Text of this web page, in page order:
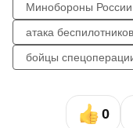
Минобороны России
атака беспилотников
бойцы
0